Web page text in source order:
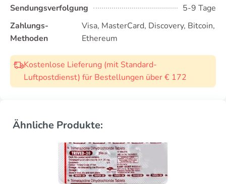
Sendungsverfolgung
5-9 Tage
Zahlungs-
Methoden
Visa, MasterCard, Discovery, Bitcoin,
Ethereum
Kostenlose Lieferung (mit Standard-
Luftpostdienst) für Bestellungen über € 172
Ähnliche Produkte: